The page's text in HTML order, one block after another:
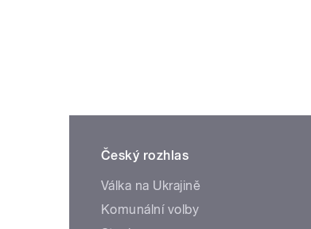
Český rozhlas
Válka na Ukrajině
Komunální volby